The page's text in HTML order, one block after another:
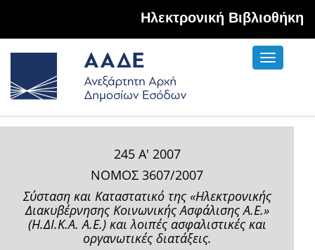
Hλεκτρονική Βιβλιοθήκη
Toggle
245 Α' 2007
ΝΟΜΟΣ 3607/2007
Σύσταση και Καταστατικό της «Ηλεκτρονικής
Διακυβέρνησης Κοινωνικής Ασφάλισης Α.Ε.»
(Η.ΔΙ.Κ.Α. Α.Ε.) και λοιπές ασφαλιστικές και
οργανωτικές διατάξεις.